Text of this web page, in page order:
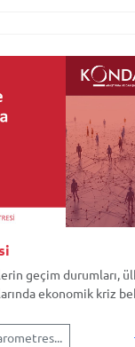
geçim durumları,
ekonomik kriz